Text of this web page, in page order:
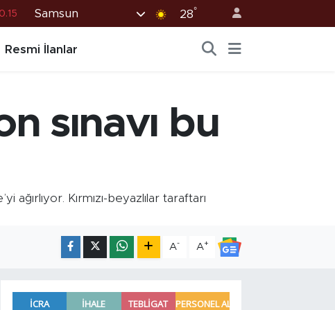
%-14
Samsun 28°
Resmi İlanlar
sınavı bu
Kırmızı-beyazlılar taraftarı
A- A+